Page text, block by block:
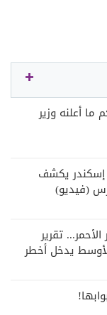
ما أعلنه وزير
إسكندر يكشف
(فيديو)
تقرير
يدخل أخطر